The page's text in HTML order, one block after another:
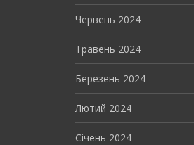
Червень 2024
Травень 2024
Березень 2024
Лютий 2024
Січень 2024